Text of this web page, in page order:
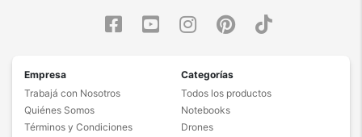
Empresa
Trabajá con Nosotros
Quiénes Somos
Términos y Condiciones
Categorías
Todos los productos
Notebooks
Drones